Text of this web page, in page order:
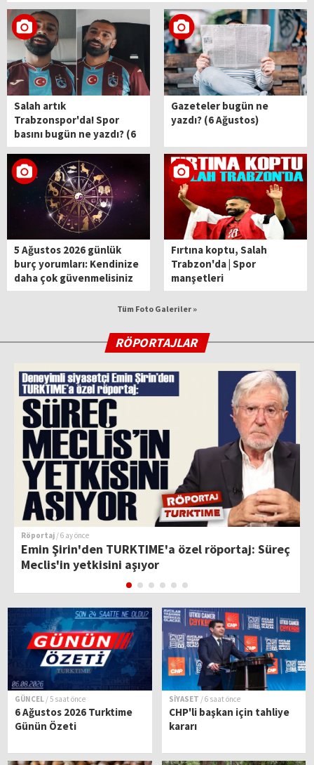
Salah artık
Trabzonspor'da! Spor
basını bugün ne yazdı? (6
Ağustos)
Gazeteler bugün ne
yazdı? (6 Ağustos)
5 Ağustos 2026 günlük
burç yorumları: Kendinize
daha çok güvenmelisiniz
Fırtına koptu, Salah
Trabzon'da | Spor
manşetleri
Tüm Foto Galeriler »
RÖPORTAJLAR
Röportaj / 6 ay önce
Emin Şirin'den TURKTIME'a özel röportaj: Süreç
Meclis'in yetkisini aşıyor
GÜNCEL / 5 saat önce
6 Ağustos 2026 Turktime
Günün Özeti
SİYASET / 6 saat önce
CHP'li başkan için tahliye
kararı